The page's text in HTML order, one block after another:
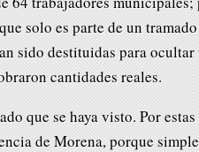
solo es parte de un
sido destituidas para
cantidades reales.
que se haya visto. Por
de Morena, porque